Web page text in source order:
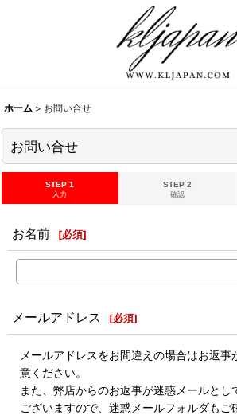
ホーム > お問い合せ
お問い合せ
STEP 1
入力
STEP 2
確認
お名前 [必須]
メールアドレス [必須]
メールアドレスをお間違えの場合はお返事
意ください。
また、弊店からのお返事が迷惑メールとし
ございますので、迷惑メールフォルダもご